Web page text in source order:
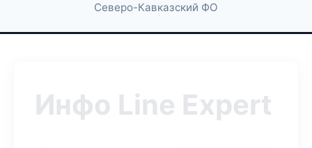
Северо-Кавказский ФО
Инфо Line Expert